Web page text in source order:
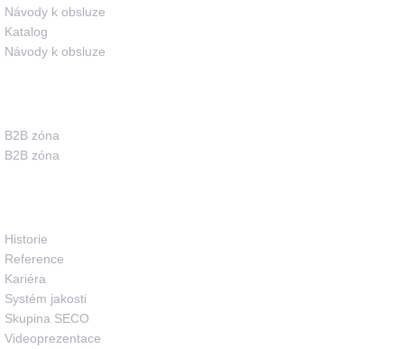
Návody k obsluze
Katalog
Návody k obsluze
B2B zóna
B2B zóna
Historie
Reference
Kariéra
Systém jakosti
Skupina SECO
Videoprezentace